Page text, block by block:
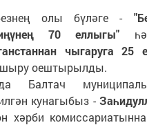
олы бүләге -
70 еллыгы"
чыгаруга 25
оештырылды.
Балтач
кунагыбыз -
хәрби